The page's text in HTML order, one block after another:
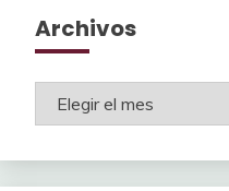
Archivos
Archivos